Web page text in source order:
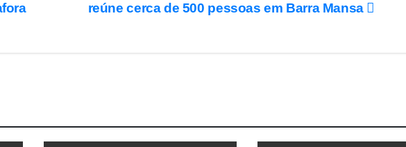
reúne cerca de 500 pessoas em Barra Mansa